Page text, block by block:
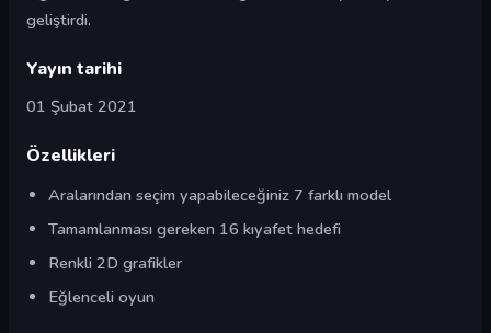
geliştirdi.
Yayın tarihi
01 Şubat 2021
Özellikleri
Aralarından seçim yapabileceğiniz 7 farklı model
Tamamlanması gereken 16 kıyafet hedefi
Renkli 2D grafikler
Eğlenceli oyun